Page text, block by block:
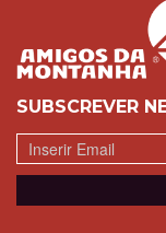
SUBSCREVER